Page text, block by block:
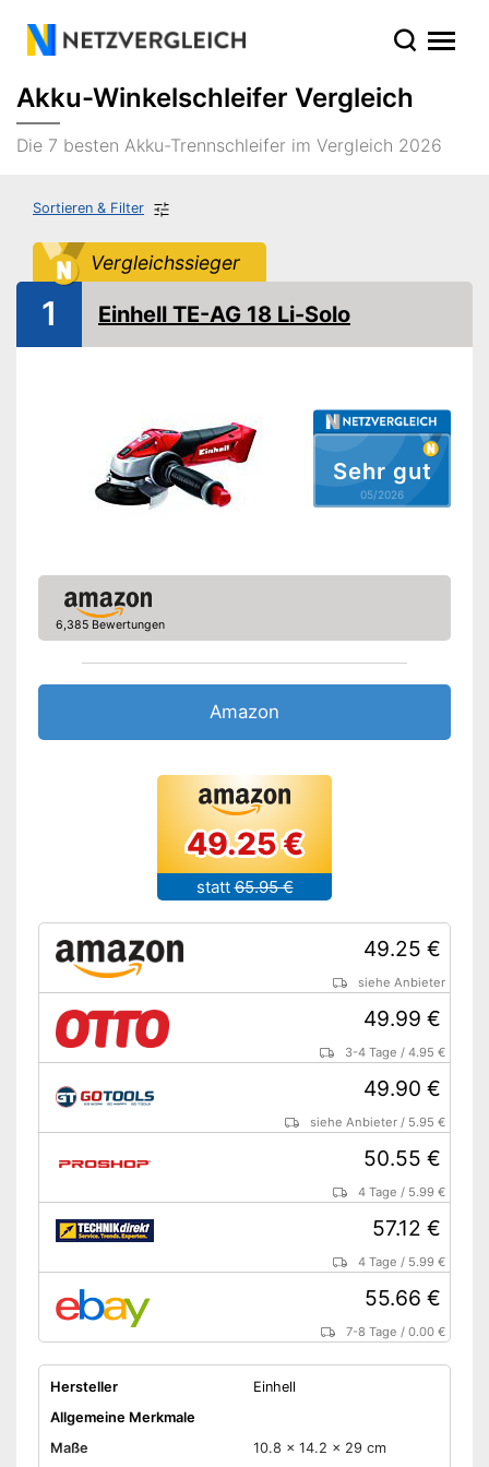
Akku-Winkelschleifer Vergleich
Die 7 besten Akku-Trennschleifer im Vergleich 2026
Sortieren & Filter
Vergleichssieger
Sehr gut
05/2026
1 Einhell TE-AG 18 Li-Solo
6,385 Bewertungen
Amazon
49.25 €
statt 65.95 €
49.25 €
siehe Anbieter
49.99 €
3-4 Tage /4.95 €
49.90 €
siehe Anbieter / 5.95 €
50.55 €
4 Tage / 5.99 €
57.12 €
4 Tage / 5.99 €
55.66 €
7-8 Tage /0.00 €
Hersteller
Einhell
Allgemeine Merkmale
Maße
10.8 x 14.2 x 29 cm